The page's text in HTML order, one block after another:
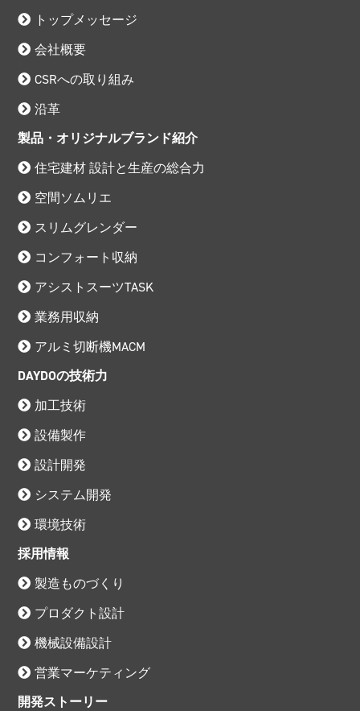
トップメッセージ
会社概要
CSRへの取り組み
沿革
製品・オリジナルブランド紹介
住宅建材 設計と生産の総合力
空間ソムリエ
スリムグレンダー
コンフォート収納
アシストスーツTASK
業務用収納
アルミ切断機MACM
DAYDOの技術力
加工技術
設備製作
設計開発
システム開発
環境技術
採用情報
製造ものづくり
プロダクト設計
機械設備設計
営業マーケティング
開発ストーリー